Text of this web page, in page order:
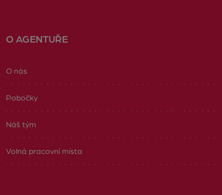
O AGENTUŘE
O nás
Pobočky
Náš tým
Volná pracovní místa